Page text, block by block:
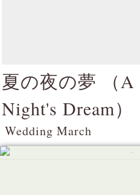
夏の夜の夢 （A
Night's Dream）
Wedding March